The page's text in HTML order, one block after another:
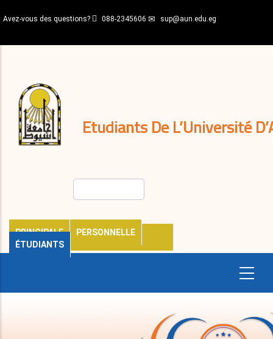
au
principal
Avez-vous des questions? 088-2345606 sup@aun.edu.eg
Etudiants De L’Université
PRINCIPALE
PERSONNELLE
ÉTUDIANTS
décisions
Expatriés
Journal